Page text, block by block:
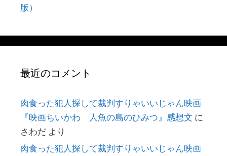
版）
最近のコメント
肉食った犯人探して裁判すりゃいいじゃん映画
『映画ちいかわ 人魚の島のひみつ』感想文 に
さわだ より
肉食った犯人探して裁判すりゃいいじゃん映画